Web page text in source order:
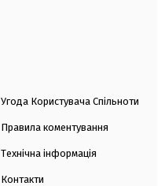
Угода Користувача Спільноти
Правила коментування
Технічна інформація
Контакти